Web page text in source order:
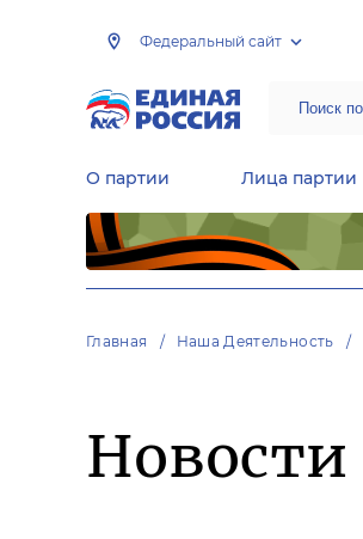
Федеральный сайт
О партии Лица партии
Главная Наша Деятельность
Новости